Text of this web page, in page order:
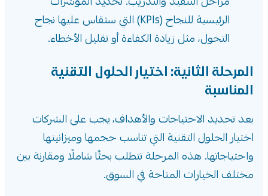
الرئيسية للنجاح (KPIs) التي ستقاس عليها نجاح
التحول، مثل زيادة الكفاءة أو تقليل الأخطاء.
المرحلة الثانية: اختيار الحلول التقنية
المناسبة
بعد تحديد الاحتياجات والأهداف، يجب على الشركات
اختيار الحلول التقنية التي تناسب حجمها وميزانيتها
واحتياجاتها. هذه المرحلة تتطلب بحثًا شاملًا ومقارنة بين
مختلف الخيارات المتاحة في السوق.